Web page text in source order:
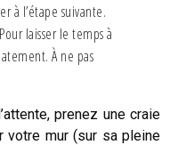
à l’étape suivante.
laisser le temps à
À ne pas
prenez une craie
votre mur (sur sa pleine